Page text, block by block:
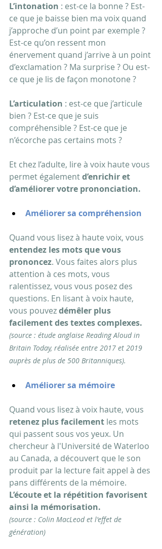
L’intonation : est-ce la bonne ? Est-
ce que je baisse bien ma voix quand
j’approche d’un point par exemple ?
Est-ce qu’on ressent mon
énervement quand j’arrive à un point
d’exclamation ? Ma surprise ? Ou est-
ce que je lis de façon monotone ?
L’articulation : est-ce que j’articule
bien ? Est-ce que je suis
compréhensible ? Est-ce que je
n’écorche pas certains mots ?
Et chez l’adulte, lire à voix haute vous
permet également d’enrichir et
d’améliorer votre prononciation.
Améliorer sa compréhension
Quand vous lisez à haute voix, vous
entendez les mots que vous
prononcez. Vous faites alors plus
attention à ces mots, vous
ralentissez, vous vous posez des
questions. En lisant à voix haute,
vous pouvez démêler plus
facilement des textes complexes.
(source : étude anglaise Reading Aloud in
Britain Today, réalisée entre 2017 et 2019
auprès de plus de 500 Britanniques).
Améliorer sa mémoire
Quand vous lisez à voix haute, vous
retenez plus facilement les mots
qui passent sous vos yeux. Un
chercheur à l'Université de Waterloo
au Canada, a découvert que le son
produit par la lecture fait appel à des
pans différents de la mémoire.
L’écoute et la répétition favorisent
ainsi la mémorisation.
(source : Colin MacLeod et l'effet de
génération)